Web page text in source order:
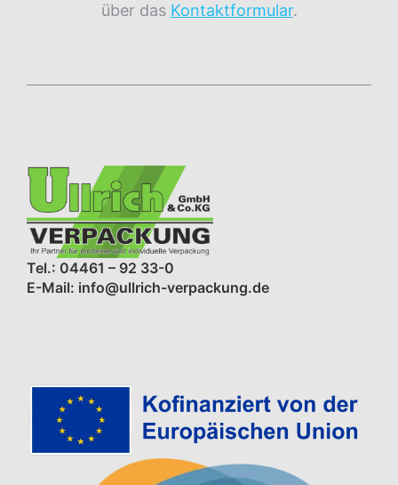
über das Kontaktformular.
Tel.: 04461 – 92 33-0
E-Mail: info@ullrich-verpackung.de